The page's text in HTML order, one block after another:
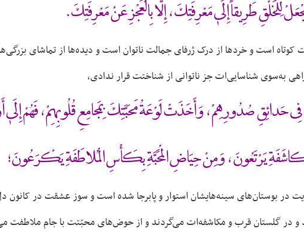
لِلْخَلْقِ طَرِيقاً إِلَىٰ مَعْرِفَتِكَ ، إِلّا بِالْعَجْزِ عَنْ مَعْرِفَتِكَ .
کوتاه است و خردها از درک ژرفای جمالت ناتوان است و دیده‌ها از تماشای
به‌سوی شناسایی‌ات جز ناتوانی از شناختت قرار ندادی،
فِى حَدائِقِ صُدُورِهِمْ ، وَأَخَذَتْ لَوْعَةُ مَحَبَّتِكَ بِمَجامِعِ قُلُوبِهِمْ ، فَهُمْ
يَرْتَعُونَ ، وَمِنْ حِيَاضِ الْمَحَبَّةِ بِكَأْسِ الْمُلاطَفَةِ يَكْرَعُونَ؛
در بوستان‌های سینه‌هایشان استوار و پابرجا شده است و سوز عشقت در کانون
و در گلستان قرب و مکاشفه‌ات می‌گردند و از حوض‌های محبّتت با جام ملاطفت